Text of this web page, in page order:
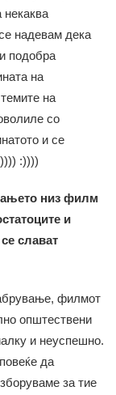
некаква
надевам дека
подобра
на
на
со
и се
:))))
низ филм
и
слават
филмот
општествени
и неуспешно.
да
за тие